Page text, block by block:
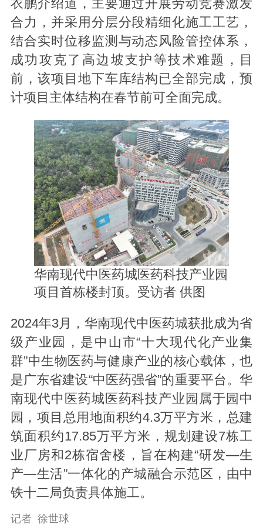
衣鹏介绍道，主要通过开展劳动竞赛激发
合力，并采用分层分段精细化施工工艺，
结合实时位移监测与动态风险管控体系，
成功攻克了高边坡支护等技术难题，目
前，该项目地下车库结构已全部完成，预
计项目主体结构在春节前可全面完成。
华南现代中医药城医药科技产业园
项目首栋楼封顶。受访者 供图
2024年3月，华南现代中医药城获批成为省
级产业园，是中山市“十大现代化产业集
群”中生物医药与健康产业的核心载体，也
是广东省建设“中医药强省”的重要平台。华
南现代中医药城医药科技产业园属于园中
园，项目总用地面积约4.3万平方米，总建
筑面积约17.85万平方米，规划建设7栋工
业厂房和2栋宿舍楼，旨在构建“研发—生
产—生活”一体化的产城融合示范区，由中
铁十二局负责具体施工。
记者 徐世球